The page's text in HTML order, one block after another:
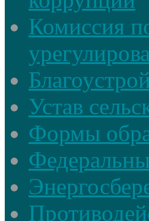
Комиссия
Устав
Формы